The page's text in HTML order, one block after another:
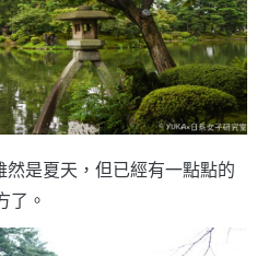
是夏天，但已經有一點點的
了。